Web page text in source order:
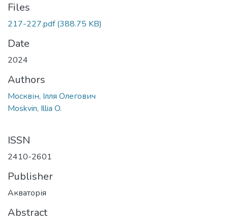
Files
217-227.pdf(388.75 KB)
Date
2024
Authors
Москвін, Ілля Олегович
Moskvin, Illia O.
ISSN
2410-2601
Publisher
Акваторія
Abstract